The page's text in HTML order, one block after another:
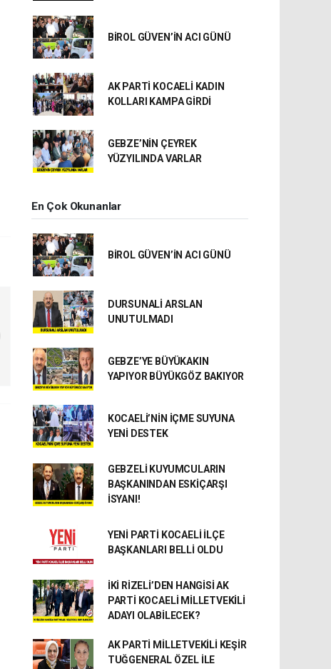
BİROL GÜVEN’İN ACI GÜNÜ
AK PARTİ KOCAELİ KADIN
KOLLARI KAMPA GİRDİ
GEBZE’NİN ÇEYREK
YÜZYILINDA VARLAR
En Çok Okunanlar
BİROL GÜVEN’İN ACI GÜNÜ
DURSUNALİ ARSLAN
UNUTULMADI
GEBZE’YE BÜYÜKAKIN
YAPIYOR BÜYÜKGÖZ BAKIYOR
KOCAELİ’NİN İÇME SUYUNA
YENİ DESTEK
GEBZELİ KUYUMCULARIN
BAŞKANINDAN ESKİÇARŞI
İSYANI!
YENİ PARTİ KOCAELİ İLÇE
BAŞKANLARI BELLİ OLDU
İKİ RİZELİ’DEN HANGİSİ AK
PARTİ KOCAELİ MİLLETVEKİLİ
ADAYI OLABİLECEK?
AK PARTİ MİLLETVEKİLİ KEŞİR
TUĞGENERAL ÖZEL İLE